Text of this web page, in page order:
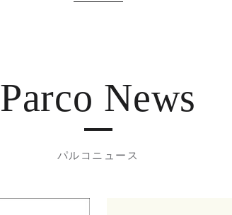
Parco News
パルコニュース